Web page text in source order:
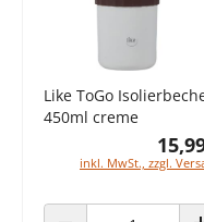
Like ToGo
450ml creme
inkl. MwSt., zzgl.